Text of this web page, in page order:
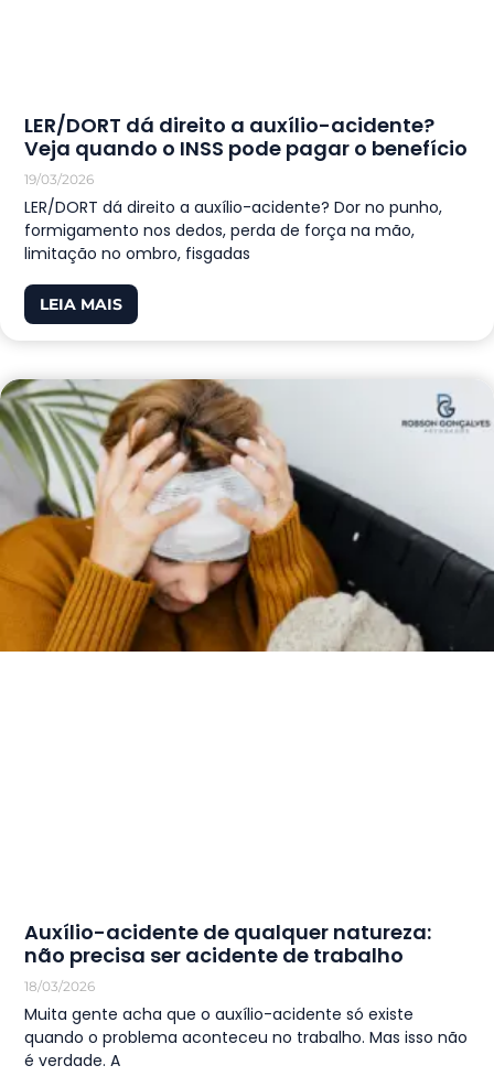
LER/DORT dá direito a auxílio-acidente?
Veja quando o INSS pode pagar o benefício
19/03/2026
LER/DORT dá direito a auxílio-acidente? Dor no punho,
formigamento nos dedos, perda de força na mão,
limitação no ombro, fisgadas
LEIA MAIS
Auxílio-acidente de qualquer natureza:
não precisa ser acidente de trabalho
18/03/2026
Muita gente acha que o auxílio-acidente só existe
quando o problema aconteceu no trabalho. Mas isso não
é verdade. A